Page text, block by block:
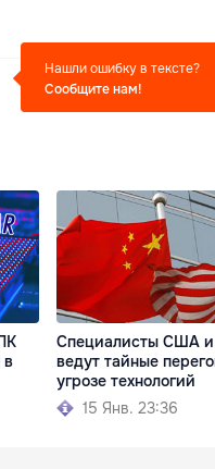
Нашли ошибку в тексте?
Сообщите нам!
в
Специалисты США
ведут тайные
угрозе технологий
15 Янв. 23:36